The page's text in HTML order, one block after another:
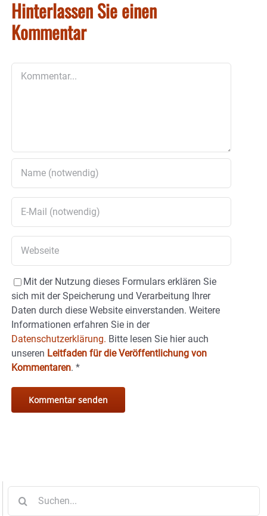
Hinterlassen Sie einen
Kommentar
Mit der Nutzung dieses Formulars erklären Sie
sich mit der Speicherung und Verarbeitung Ihrer
Daten durch diese Website einverstanden. Weitere
Informationen erfahren Sie in der
Datenschutzerklärung. Bitte lesen Sie hier auch
unseren Leitfaden für die Veröffentlichung von
Kommentaren. *
nach: